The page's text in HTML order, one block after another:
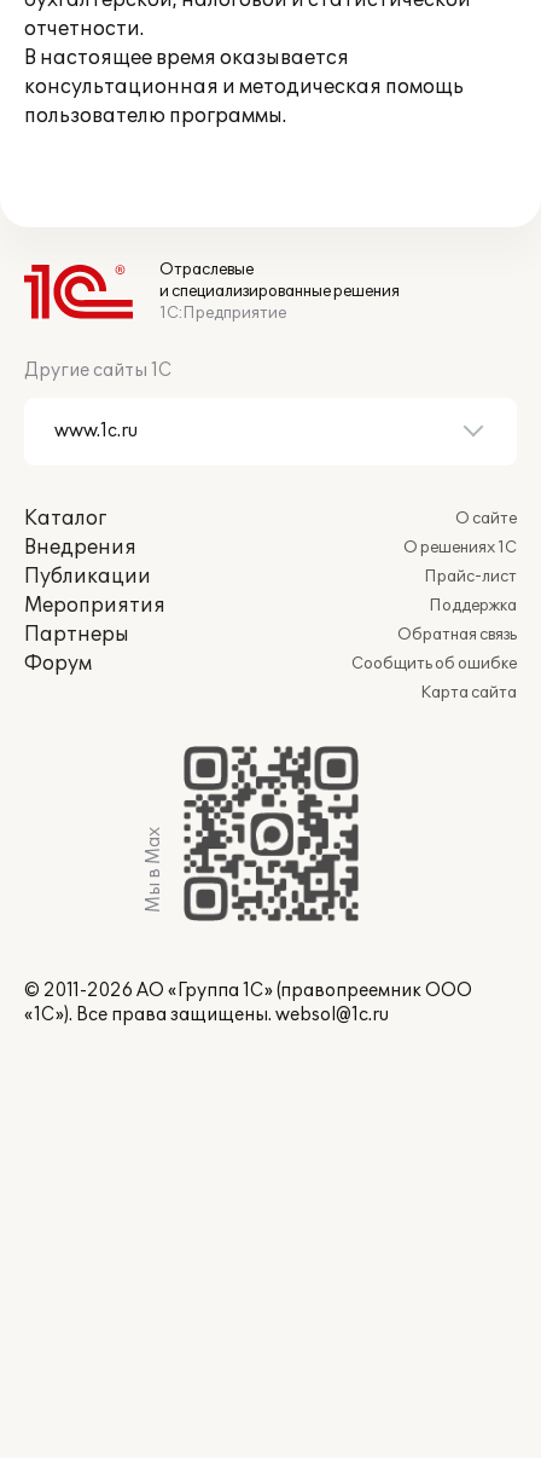
отчетности.
В настоящее время оказывается
консультационная и методическая помощь
пользователю программы.
Отраслевые
и специализированные решения
1С:Предприятие
Другие сайты 1С
Каталог
Внедрения
Публикации
Мероприятия
Партнеры
Форум
О сайте
О решениях 1С
Прайс-лист
Поддержка
Обратная связь
Сообщить об ошибке
Карта сайта
Мы в Max
© 2011-2026 АО «Группа 1С» (правопреемник ООО
«1С»). Все права защищены. websol@1c.ru